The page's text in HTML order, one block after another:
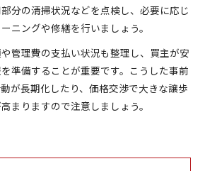
分の清掃状況などを点検し、必要に応じ
ニングや修繕を行いましょう。
管理費の支払い状況も整理し、買主が安
準備することが重要です。こうした事前
が長期化したり、価格交渉で大きな譲歩
まりますので注意しましょう。